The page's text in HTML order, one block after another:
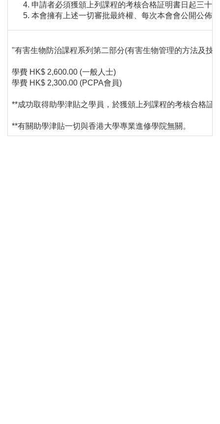
申請者必須獲頒上列課程的考核合格証明書日起三十
本會擁有上述一切審批最終權、每次本會會公開公佈
"有害生物防治課程系列第二部分(有害生物管理的方法及技
學費 HK$ 2,600.00 (一般人士)
學費 HK$ 2,300.00 (PCPA會員)
**成功取得助學津貼之學員，於獲頒上列課程的考核合格
**有關助學津貼一切與香港大學專業進修學院無關。